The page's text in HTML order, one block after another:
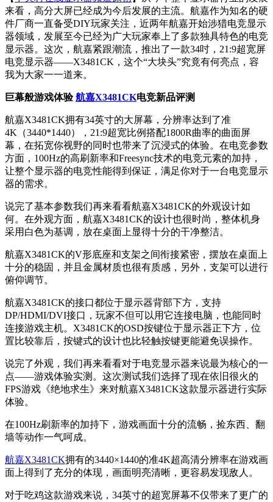
来看，高分大屏已经成为今后发展的主流。航嘉作为知名的硬
件厂商一直备受DIY玩家关注，近两年航嘉开始涉猎电竞显示
器领域，发展至今已经为广大玩家奉上了多款独具特色的电竞
显示器。这次，航嘉紧跟潮流，推出了一款34吋，21:9超宽屏
电竞显示器——X3481CK，这个“大块头”究竟有何亮点，容
我为大家一一道来。
巨幕般游戏体验航嘉X3481CK电竞新品评测
航嘉X3481CK拥有34英寸的大屏幕，分辨率达到了准
4K（3440*1440），21:9超宽比例搭配1800R曲率的曲面屏
幕，在拓宽你视野的同时也带来了沉浸式的体验。在电竞参数
方面，100Hz的高刷新率和Freesync技术的电竞元素的加持，
让整个显示器的电竞性能得到保证，满足你对于一台电竞显示
器的需求。
说完了基本参数我们再来看看航嘉X3481CK的外观设计如
何。在外观方面，航嘉X3481CK的设计也很时尚，整体机身
采用白色为基调，放在桌面上显得十分的干净整洁。
航嘉X3481CK的V形底座和支架之间衔接紧密，摆放在桌面上
十分的稳固，并且金属材质也很有质感，另外，支架可以进行
俯仰调节。
航嘉X3481CK的接口都位于显示器背部下方，支持
DP/HDMI/DVI接口，玩家不但可以用它连接电脑，也能同时
连接游戏主机。X3481CK的OSD按键位于显示器正下方，位
置比较靠后，按键式的设计也比轻触按键更能避免误操作。
说完了外观，我们再来看看对于电竞显示器来说最为核心的一
点——游戏体验实测。这次测试我们选择了现在依旧很火的
FPS游戏《绝地求生》来对航嘉X3481CK这款显示器进行实际
体验。
在100Hz刷新率的加持下，游戏画面十分的流畅，捡东西、翻
墙等动作一气呵成。
航嘉X3481CK拥有的3440×1440的准4K超高清分辨率在游戏画
面上得到了充分的体现，画面明亮清晰，更容易发现敌人。
对于吃鸡这款游戏来说，34英寸的超宽屏幕不仅带来了更广的